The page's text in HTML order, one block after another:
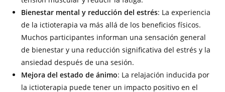
Bienestar mental y reducción del estrés: La experiencia
de la ictioterapia va más allá de los beneficios físicos.
Muchos participantes informan una sensación general
de bienestar y una reducción significativa del estrés y la
ansiedad después de una sesión.
Mejora del estado de ánimo: La relajación inducida por
la ictioterapia puede tener un impacto positivo en el